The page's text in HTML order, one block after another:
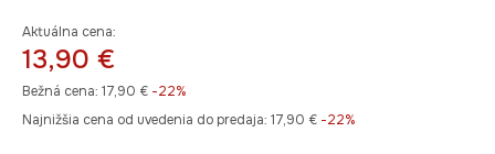
Aktuálna cena:
13,90 €
Bežná cena: 17,90 € -22%
Najnižšia cena od uvedenia do predaja: 17,90 € -22%